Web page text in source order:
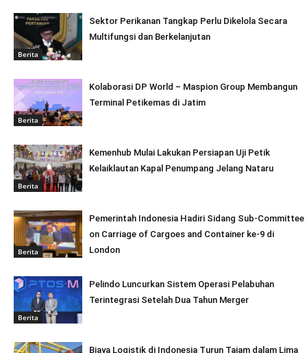
Berita
Sektor Perikanan Tangkap Perlu Dikelola Secara
Multifungsi dan Berkelanjutan
Berita
Kolaborasi DP World – Maspion Group Membangun
Terminal Petikemas di Jatim
Berita
Kemenhub Mulai Lakukan Persiapan Uji Petik
Kelaiklautan Kapal Penumpang Jelang Nataru
Berita
Pemerintah Indonesia Hadiri Sidang Sub-Committee
on Carriage of Cargoes and Container ke-9 di
London
Berita
Pelindo Luncurkan Sistem Operasi Pelabuhan
Terintegrasi Setelah Dua Tahun Merger
Biaya Logistik di Indonesia Turun Tajam dalam Lima